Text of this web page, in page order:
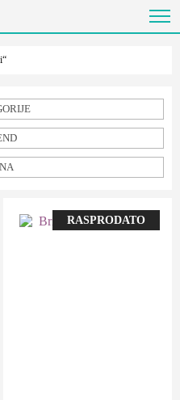
RASPRODATO